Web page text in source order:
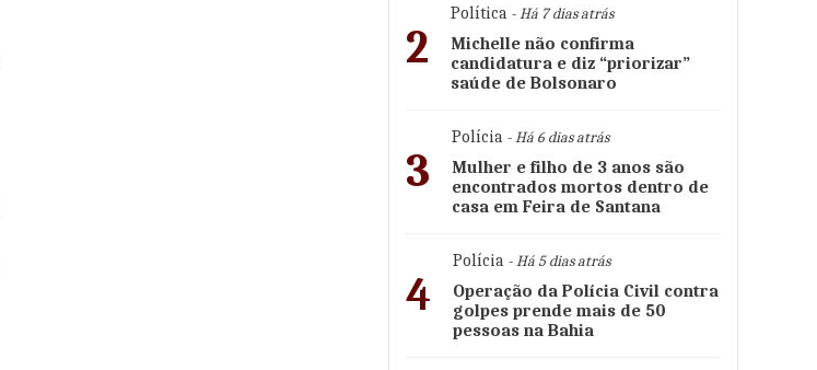
2
Política - Há 7 dias atrás
Michelle não confirma
candidatura e diz “priorizar”
saúde de Bolsonaro
3
Polícia - Há 6 dias atrás
Mulher e filho de 3 anos são
encontrados mortos dentro de
casa em Feira de Santana
4
Polícia - Há 5 dias atrás
Operação da Polícia Civil contra
golpes prende mais de 50
pessoas na Bahia